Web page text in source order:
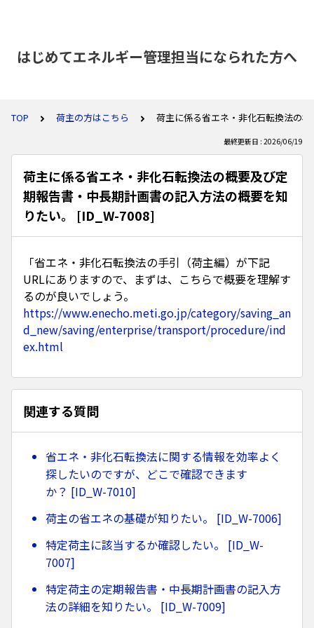
はじめてエネルギー管理担当になられた方へ
TOP 荷主の方はこちら 荷主に係る省エネ・非化石転換法の
最終更新日 : 2026/06/19
荷主に係る省エネ・非化石転換法の概要及び定
期報告書・中長期計画書の記入方法の概要を知
りたい。 [ID_W-7008]
「省エネ・非化石転換法の手引（荷主編）が下記
URLにありますので、まずは、こちらで概要を理解す
るのが良いでしょう。
https://www.enecho.meti.go.jp/category/saving_an
d_new/saving/enterprise/transport/procedure/ind
ex.html
関連する質問
省エネ・非化石転換法に関する情報を効率よく
探したいのですが、どこで確認できます
か？ [ID_W-7010]
荷主の省エネの基礎が知りたい。 [ID_W-7006]
特定荷主に該当するか確認したい。 [ID_W-
7007]
特定荷主の定期報告書・中長期計画書の記入方
法の詳細を知りたい。 [ID_W-7009]